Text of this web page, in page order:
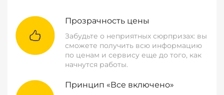
Прозрачность цены
Забудьте о неприятных сюрпризах: вы
сможете получить всю информацию
по ценам и сервису еще до того, как
начнутся работы.
Принцип «Все включено»